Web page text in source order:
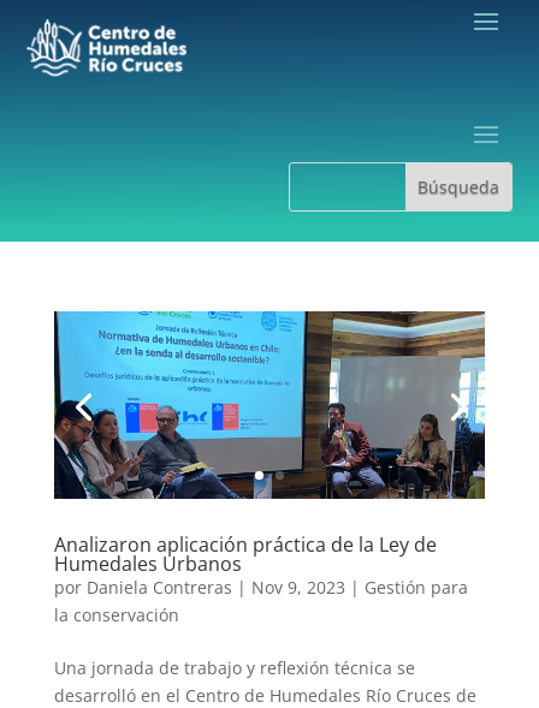
Analizaron aplicación práctica de la Ley de
Humedales Urbanos
por Daniela Contreras | Nov 9, 2023 | Gestión para
la conservación
Una jornada de trabajo y reflexión técnica se
desarrolló en el Centro de Humedales Río Cruces de